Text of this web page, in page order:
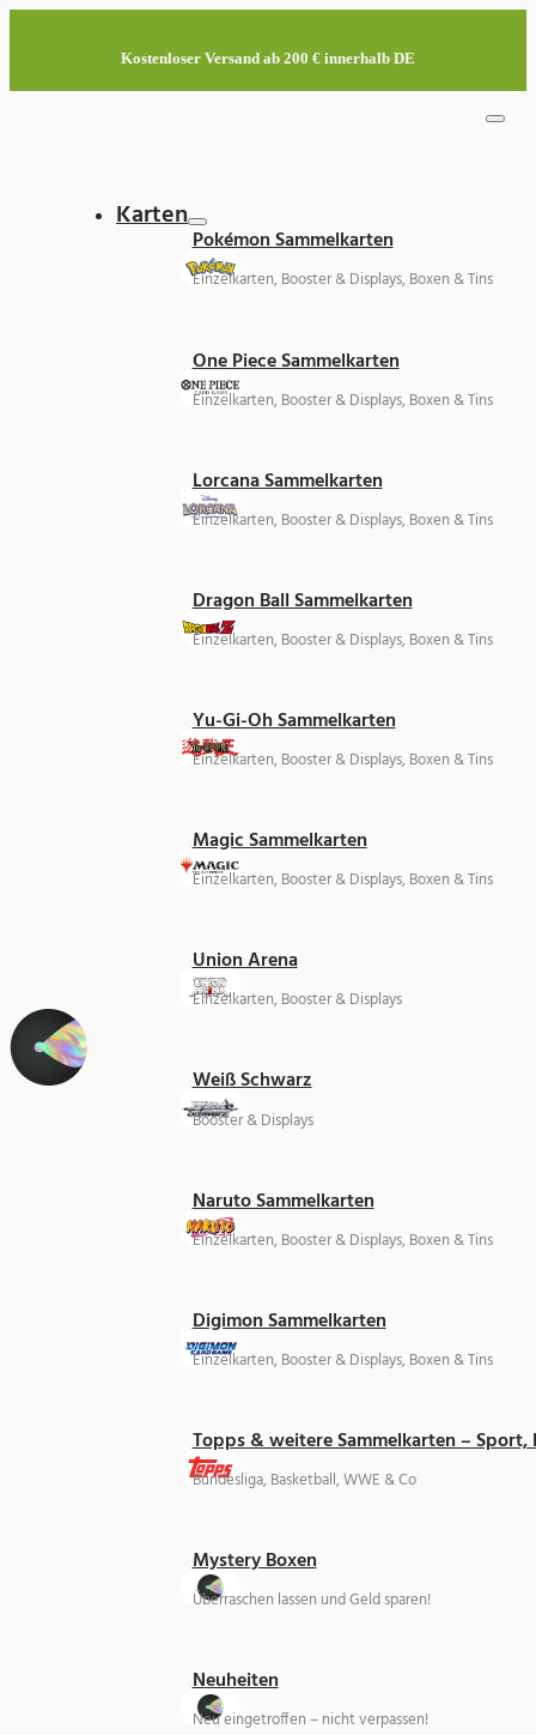
Kostenloser Versand ab 200 € innerhalb DE
Karten
Pokémon Sammelkarten
Einzelkarten, Booster & Displays, Boxen & Tins
One Piece Sammelkarten
Einzelkarten, Booster & Displays, Boxen & Tins
Lorcana Sammelkarten
Einzelkarten, Booster & Displays, Boxen & Tins
Dragon Ball Sammelkarten
Einzelkarten, Booster & Displays, Boxen & Tins
Yu-Gi-Oh Sammelkarten
Einzelkarten, Booster & Displays, Boxen & Tins
Magic Sammelkarten
Einzelkarten, Booster & Displays, Boxen & Tins
Union Arena
Einzelkarten, Booster & Displays
Weiß Schwarz
Booster & Displays
Naruto Sammelkarten
Einzelkarten, Booster & Displays, Boxen & Tins
Digimon Sammelkarten
Einzelkarten, Booster & Displays, Boxen & Tins
Topps & weitere Sammelkarten –
Bundesliga, Basketball, WWE & Co
Mystery Boxen
Überraschen lassen und Geld sparen!
Neuheiten
Neu eingetroffen – nicht verpassen!